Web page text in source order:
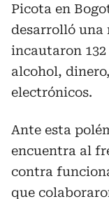
Picota en
desarrolló una
incautaron
alcohol,
electrónicos.
Ante esta
encuentra al
contra
que